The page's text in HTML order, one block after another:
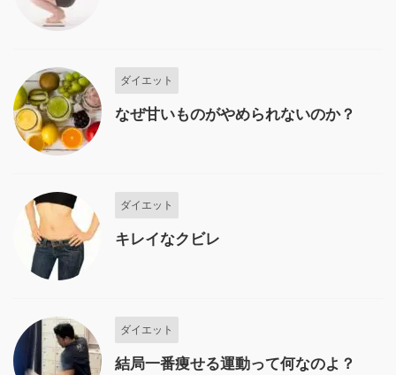
ダイエット
なぜ甘いものがやめられないのか？
ダイエット
キレイなクビレ
ダイエット
結局一番痩せる運動って何なのよ？